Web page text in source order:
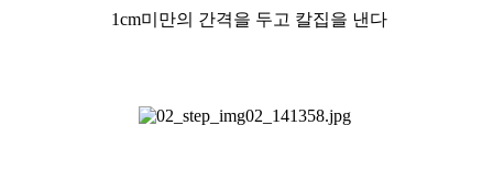
1cm미만의 간격을 두고 칼집을 낸다